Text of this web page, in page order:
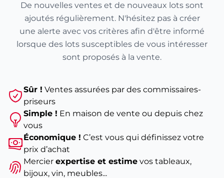
De nouvelles ventes et de nouveaux lots sont
ajoutés régulièrement. N'hésitez pas à créer
une alerte avec vos critères afin d'être informé
lorsque des lots susceptibles de vous intéresser
sont proposés à la vente.
Sûr ! Ventes assurées par des commissaires-
priseurs
Simple ! En maison de vente ou depuis chez
vous
Économique ! C’est vous qui définissez votre
prix d’achat
Mercier expertise et estimevos tableaux,
bijoux, vin, meubles...